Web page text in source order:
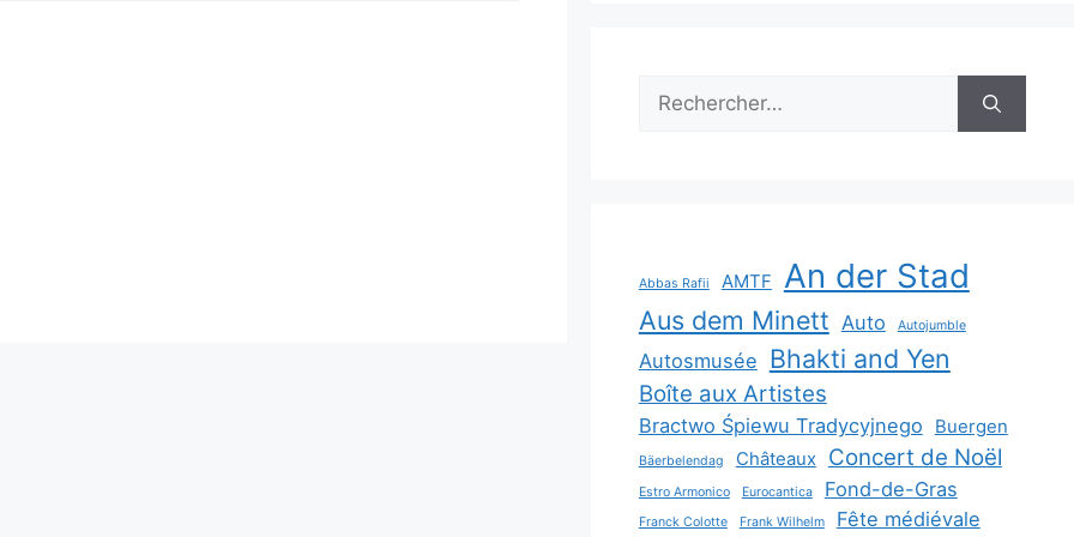
Rechercher :
Abbas Rafii AMTF An der Stad
Aus dem Minett Auto Autojumble
Autosmusée Bhakti and Yen
Boîte aux Artistes
Bractwo Śpiewu Tradycyjnego Buergen
Bäerbelendag Châteaux Concert de Noël
Estro Armonico Eurocantica Fond-de-Gras
Franck Colotte Frank Wilhelm Fête médiévale